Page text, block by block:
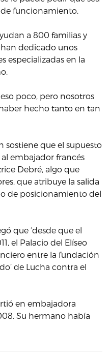
funcionamiento.
a 800 familias y
dedicado unos
especializadas en la
poco, pero nosotros
hecho tanto en tan
sostiene que el supuesto
embajador francés
Debré, algo que
que atribuye la salida
de posicionamiento del
que ‘desde que el
el Palacio del Elíseo
entre la fundación
de Lucha contra el
en embajadora
Su hermano había